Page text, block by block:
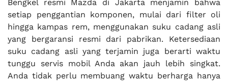
Bengkel resmi Mazda di Jakarta menjamin bahwa
setiap penggantian komponen, mulai dari filter oli
hingga kampas rem, menggunakan suku cadang asli
yang bergaransi resmi dari pabrikan. Ketersediaan
suku cadang asli yang terjamin juga berarti waktu
tunggu servis mobil Anda akan jauh lebih singkat.
Anda tidak perlu membuang waktu berharga hanya